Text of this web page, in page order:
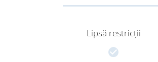
Lipsă restricții